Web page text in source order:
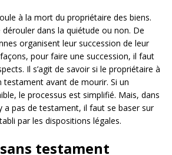
à la mort du propriétaire des biens.
dans la quiétude ou non. De
organisent leur succession de leur
pour faire une succession, il faut
Il s’agit de savoir si le propriétaire à
testament avant de mourir. Si un
le processus est simplifié. Mais, dans
a pas de testament, il faut se baser sur
par les dispositions légales.
testament